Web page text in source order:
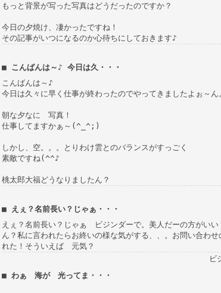
もっと背景が写った写真はどうだったのですか？
今日の夕焼け、凄かったですね！
その記事がいつになるのか心待ちにしておきます♪
■ こんばんは～♪ 今日は久・・・
こんばんは～♪
今日は久々に早く仕事が終わったのでやってきましたよぉ～ん
朝な夕なに 写真！
仕事してますかぁ～(^_^;)
しかし、空。。。とりわけ雲とのバランスがすっごく
素敵ですね(^^♪
桃太郎大福どうなりましたん？
■ えぇ？名前長い？じゃぁ・・・
えぇ？名前長い？じゃぁ ビジンダーで。美人だーの方がいい
ん？私に言われたらお終いの様な気がする、、。お問い合わ
れた！そういえば 元気？
ビ
■ わぁ 海が 光ってま・・・